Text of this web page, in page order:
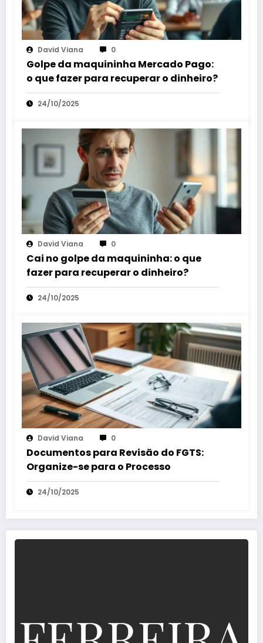
David Viana 0
Golpe da maquininha Mercado Pago:
o que fazer para recuperar o dinheiro?
24/10/2025
David Viana 0
Cai no golpe da maquininha: o que
fazer para recuperar o dinheiro?
24/10/2025
David Viana 0
Documentos para Revisão do FGTS:
Organize-se para o Processo
24/10/2025